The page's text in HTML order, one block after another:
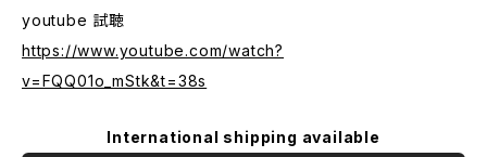
youtube 試聴
https://www.youtube.com/watch?
v=FQQ01o_mStk&t=38s
International shipping available